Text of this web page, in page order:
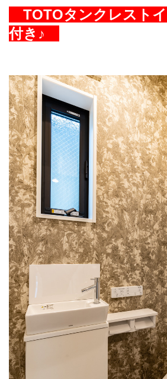
TOTOタンクレスト
付き♪